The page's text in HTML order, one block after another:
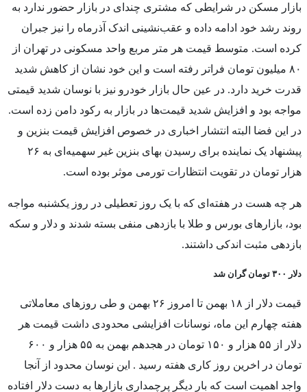
بازار مسکن در شرایطی که مشتری چندای در بازار حضور ندارد به
روند رشد خود ادامه داده و عقب‌نشینی اندک آذرماه را نیز جبران
کرده است. متوسط قیمت هر متر مربع واحد مسکونی در تهران از
۸۰ میلیون تومان فراتر رفته است و این خود نشان از کاهش شدید
قدرت خرید دارد. در عین حال بازار خودرو نیز با نوسان شدید قیمتی
مواجه بود و افزایش شدید قیمت‌ها در بازار به رکود دامن زده است.
در این فضا البته انتشار اخباری در خصوص افزایش قیمت بنزین و
پیشنهاد یک نماینده برای رسیدن بهای بنزین غیر سهمیه‌ای به ۲۶
هزار تومان در تقویت انتظارات تورمی موثر بوده است.
هر چه هست در هفته‌ای که با یک روز تعطیلی در روز یکشنبه مواجه
بود، بازارهای بورس و طلا با بازدهی منفی بسته شدند و دلار و سکه
بازدهی مثبت اندکی داشتند.
دلار ۳۰۰ تومان گران شد
قیمت دلار از ۱۸ بهمن تا امروز ۲۶ بهمن و طی روزهای معاملاتی
هفته چهارم این ماه، نوسانات افزایشی محدودی داشت قیمت هر
دلار از ۵۵ هزار و ۱۵۰ تومان در هجدهم بهمن به ۵۵ هزار و ۶۰۰
تومان در اخرین روز کاری هفته رسید . این نوسان محدود از آنجا
واجد اهمیت است که بار دیگر پرچمداری بازارها به دست دلار افتاده